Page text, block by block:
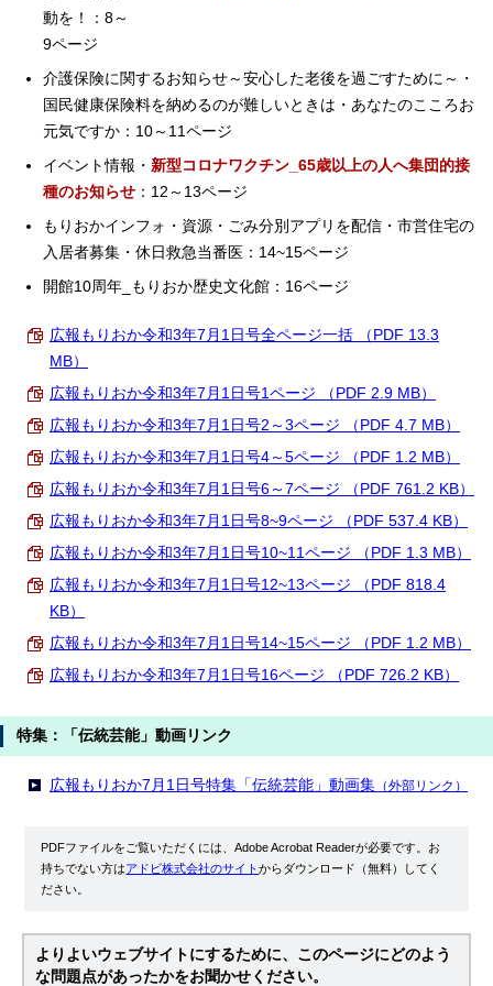
動を！：8～
9ページ
介護保険に関するお知らせ～安心した老後を過ごすために～・
国民健康保険料を納めるのが難しいときは・あなたのこころお
元気ですか：10～11ページ
イベント情報・ 新型コロナワクチン_65歳以上の人へ集団的接
種のお知らせ ：12～13ページ
もりおかインフォ・資源・ごみ分別アプリを配信・市営住宅の
入居者募集・休日救急当番医：14~15ページ
開館10周年_もりおか歴史文化館：16ページ
広報もりおか令和3年7月1日号全ページ一括 （PDF 13.3
MB）
広報もりおか令和3年7月1日号1ページ （PDF 2.9 MB）
広報もりおか令和3年7月1日号2～3ページ （PDF 4.7 MB）
広報もりおか令和3年7月1日号4～5ページ （PDF 1.2 MB）
広報もりおか令和3年7月1日号6～7ページ （PDF 761.2 KB）
広報もりおか令和3年7月1日号8~9ページ （PDF 537.4 KB）
広報もりおか令和3年7月1日号10~11ページ （PDF 1.3 MB）
広報もりおか令和3年7月1日号12~13ページ （PDF 818.4
KB）
広報もりおか令和3年7月1日号14~15ページ （PDF 1.2 MB）
広報もりおか令和3年7月1日号16ページ （PDF 726.2 KB）
特集：「伝統芸能」動画リンク
広報もりおか7月1日号特集「伝統芸能」動画集 （外部リンク）
PDFファイルをご覧いただくには、Adobe Acrobat Readerが必要です。お
持ちでない方はアドビ株式会社のサイトからダウンロード（無料）してく
ださい。
よりよいウェブサイトにするために、このページにどのよう
な問題点があったかをお聞かせください。